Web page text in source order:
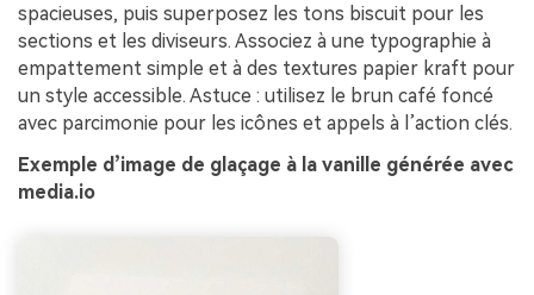
spacieuses, puis superposez les tons biscuit pour les
sections et les diviseurs. Associez à une typographie à
empattement simple et à des textures papier kraft pour
un style accessible. Astuce : utilisez le brun café foncé
avec parcimonie pour les icônes et appels à l’action clés.
Exemple d’image de glaçage à la vanille générée avec
media.io